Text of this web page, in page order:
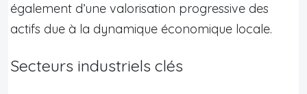
également d’une valorisation progressive des
actifs due à la dynamique économique locale.
Secteurs industriels clés